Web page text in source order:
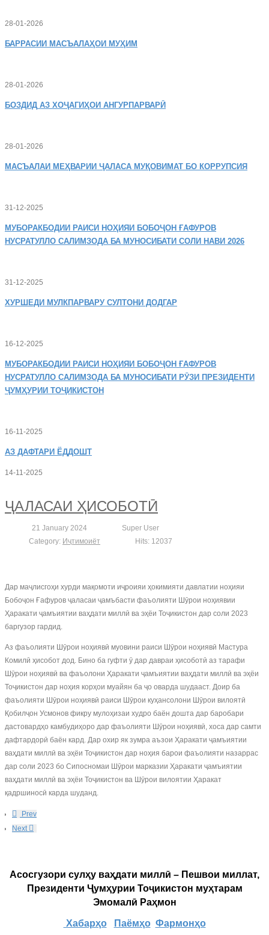
28-01-2026
БАРРАСИИ МАСЪАЛАҲОИ МУҲИМ
28-01-2026
БОЗДИД АЗ ХОҶАГИҲОИ АНГУРПАРВАРӢ
28-01-2026
МАСЪАЛАИ МЕҲВАРИИ ҶАЛАСА МУҚОВИМАТ БО КОРРУПСИЯ
31-12-2025
МУБОРАКБОДИИ РАИСИ НОҲИЯИ БОБОҶОН ҒАФУРОВ
НУСРАТУЛЛО САЛИМЗОДА БА МУНОСИБАТИ СОЛИ НАВИ 2026
31-12-2025
ХУРШЕДИ МУЛКПАРВАРУ СУЛТОНИ ДОДГАР
16-12-2025
МУБОРАКБОДИИ РАИСИ НОҲИЯИ БОБОҶОН ҒАФУРОВ
НУСРАТУЛЛО САЛИМЗОДА БА МУНОСИБАТИ РӮЗИ ПРЕЗИДЕНТИ
ҶУМҲУРИИ ТОҶИКИСТОН
16-11-2025
АЗ ДАФТАРИ ЁДДОШТ
14-11-2025
ҶАЛАСАИ ҲИСОБОТӢ
21 January 2024
Super User
Category: Иҷтимоиёт Hits: 12037
Дар маҷлисгоҳи хурди мақомоти иҷроияи ҳокимияти давлатии ноҳияи
Бобоҷон Ғафуров ҷаласаи ҷамъбасти фаъолияти Шӯрои ноҳиявии
Ҳаракати ҷамъиятии ваҳдати миллӣ ва эҳёи Тоҷикистон дар соли 2023
баргузор гардид.
Аз фаъолияти Шӯрои ноҳиявӣ муовини раиси Шӯрои ноҳиявӣ Мастура
Комилӣ ҳисобот дод. Бино ба гуфти ӯ дар давраи ҳисоботӣ аз тарафи
Шӯрои ноҳиявӣ ва фаъолони Ҳаракати ҷамъиятии ваҳдати миллӣ ва эҳёи
Тоҷикистон дар ноҳия корҳои муайян ба ҷо оварда шудааст. Доир ба
фаъолияти Шӯрои ноҳиявӣ раиси Шӯрои куҳансолони Шӯрои вилоятӣ
Қобилҷон Усмонов фикру мулоҳизаи худро баён дошта дар баробари
дастовардҳо камбудиҳоро дар фаъолияти Шӯрои ноҳиявӣ, хоса дар самти
дафтардорӣ баён кард. Дар охир як зумра аъзои Ҳаракати ҷамъиятии
ваҳдати миллӣ ва эҳёи Тоҷикистон дар ноҳия барои фаъолияти назаррас
дар соли 2023 бо Сипосномаи Шӯрои марказии Ҳаракати ҷамъиятии
ваҳдати миллӣ ва эҳёи Тоҷикистон ва Шӯрои вилоятии Ҳаракат
қадршиносӣ карда шуданд.
Prev
Next
Асосгузори сулҳу ваҳдати миллӣ – Пешвои миллат,
Президенти Ҷумҳурии Тоҷикистон муҳтарам
Эмомалӣ Раҳмон
Хабарҳо Паёмҳо Фармонҳо